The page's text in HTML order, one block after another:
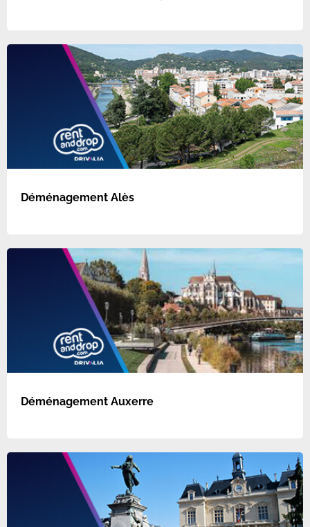
Déménagement Alès
Déménagement Auxerre